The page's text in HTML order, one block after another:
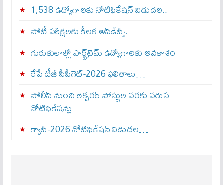
1,538 ఉద్యోగాలకు నోటిఫికేషన్ విడుదల..
పోటీ పరీక్షలకు కీలక అప్‌డేట్స్.
గురుకులాల్లో పార్ట్‌టైమ్ ఉద్యోగాలకు అవకాశం
రేపే టీజీ సీపీగెట్‌-2026 ఫలితాలు…
పోలీస్ నుంచి లెక్చరర్ పోస్టుల వరకు వరుస
నోటిఫికేషన్లు
క్యాట్-2026 నోటిఫికేషన్ విడుదల…